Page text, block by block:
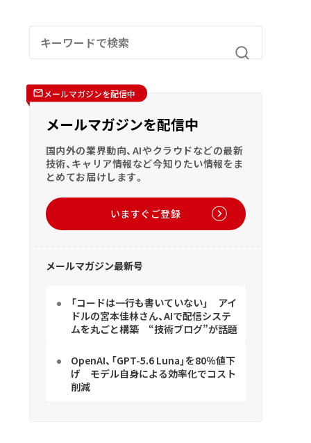
メールマガジンを配信中
メールマガジンを配信中
国内外の業界動向、AIやクラウドなどの最新
技術、キャリア情報など今知りたい情報をま
とめてお届けします。
いますぐご登録
メールマガジン最新号
「コードは一行も書いていない」 アイ
ドルの宮本佳林さん、AIで配信システ
ムを丸ごと構築 “技術ブログ”が話題
OpenAI、「GPT-5.6 Luna」を80％値下
げ モデル自身による効率化でコスト
削減